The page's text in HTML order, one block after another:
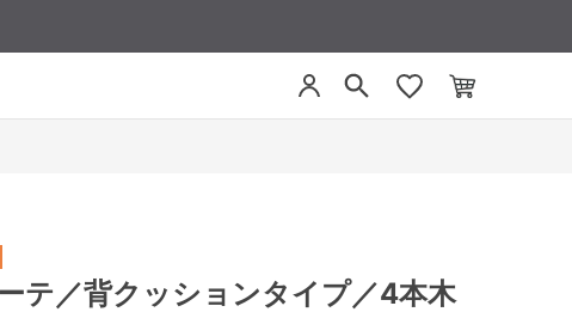
／背クッションタイプ／4本木